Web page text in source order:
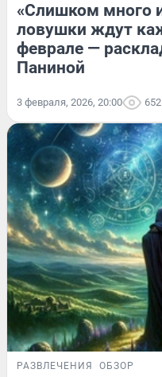
«Слишком много
ловушки ждут
феврале —
Паниной
3 февраля, 2026, 20:00 652
РАЗВЛЕЧЕНИЯ ОБЗОР